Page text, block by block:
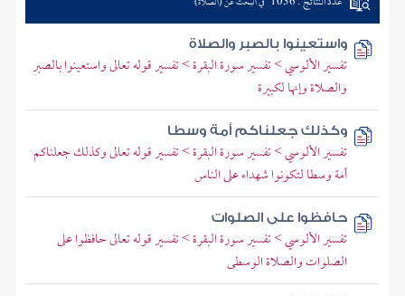
واستعينوا بالصبر والصلاة
تفسير الألوسي > تفسير سورة البقرة > تفسير قوله تعالى واستعينوا بالصبر
والصلاة وإنها لكبيرة
وكذلك جعلناكم أمة وسطا
تفسير الألوسي > تفسير سورة البقرة > تفسير قوله تعالى وكذلك جعلناكم
أمة وسطا لتكونوا شهداء على الناس
حافظوا على الصلوات
تفسير الألوسي > تفسير سورة البقرة > تفسير قوله تعالى حافظوا على
الصلوات والصلاة الوسطى